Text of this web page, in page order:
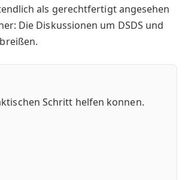
als gerechtfertigt angesehen
Die Diskussionen um DSDS und
Schritt helfen konnen.